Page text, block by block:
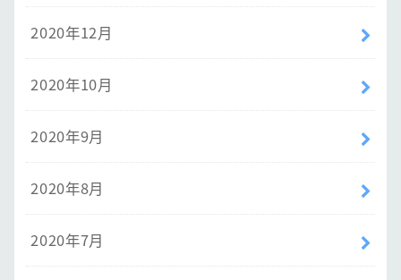
2020年12月
2020年10月
2020年9月
2020年8月
2020年7月